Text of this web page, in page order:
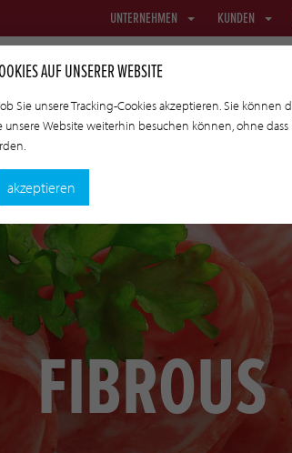
UNTERNEHMEN KUNDEN
TEXTIL TRANSFERDÄRME ANGEWANDTE
FIBROUS
AUF UNSERER WEBSITE
Sie unsere Tracking-Cookies akzeptieren. Sie können
unsere Website weiterhin besuchen können, ohne
akzeptieren